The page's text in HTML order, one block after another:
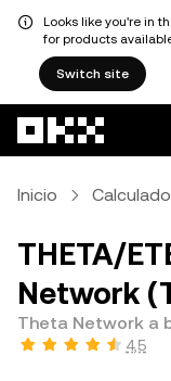
Looks like you're in
for products
Switch site
Inicio
THETA/
Network
Theta Network a
4,5